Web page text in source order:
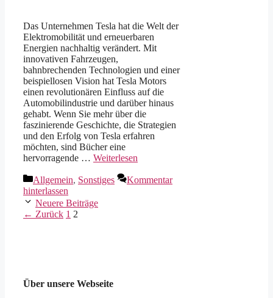
Das Unternehmen Tesla hat die Welt der
Elektromobilität und erneuerbaren
Energien nachhaltig verändert. Mit
innovativen Fahrzeugen,
bahnbrechenden Technologien und einer
beispiellosen Vision hat Tesla Motors
einen revolutionären Einfluss auf die
Automobilindustrie und darüber hinaus
gehabt. Wenn Sie mehr über die
faszinierende Geschichte, die Strategien
und den Erfolg von Tesla erfahren
möchten, sind Bücher eine
hervorragende … Weiterlesen
Kategorien
Allgemein, Sonstiges
Kommentar
hinterlassen
Neuere Beiträge
← Zurück Seite
1 Seite
2
Über unsere Webseite